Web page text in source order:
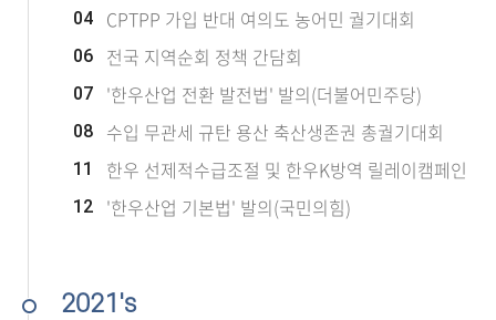
04 CPTPP 가입 반대 여의도 농어민 궐기대회
06 전국 지역순회 정책 간담회
07 '한우산업 전환 발전법' 발의(더불어민주당)
08 수입 무관세 규탄 용산 축산생존권 총궐기대회
11 한우 선제적수급조절 및 한우K방역 릴레이캠페인
12 '한우산업 기본법' 발의(국민의힘)
2021's